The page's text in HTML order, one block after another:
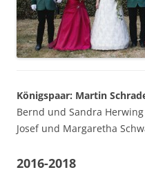
Königspaar: Martin
Bernd und Sandra Herwing
Josef und Margaretha
2016-2018